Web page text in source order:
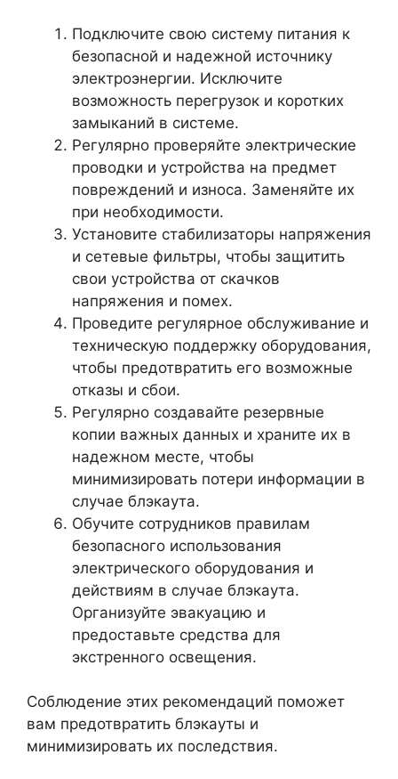
Подключите свою систему питания к
безопасной и надежной источнику
электроэнергии. Исключите
возможность перегрузок и коротких
замыканий в системе.
Регулярно проверяйте электрические
проводки и устройства на предмет
повреждений и износа. Заменяйте их
при необходимости.
Установите стабилизаторы напряжения
и сетевые фильтры, чтобы защитить
свои устройства от скачков
напряжения и помех.
Проведите регулярное обслуживание и
техническую поддержку оборудования,
чтобы предотвратить его возможные
отказы и сбои.
Регулярно создавайте резервные
копии важных данных и храните их в
надежном месте, чтобы
минимизировать потери информации в
случае блэкаута.
Обучите сотрудников правилам
безопасного использования
электрического оборудования и
действиям в случае блэкаута.
Организуйте эвакуацию и
предоставьте средства для
экстренного освещения.
Соблюдение этих рекомендаций поможет
вам предотвратить блэкауты и
минимизировать их последствия.